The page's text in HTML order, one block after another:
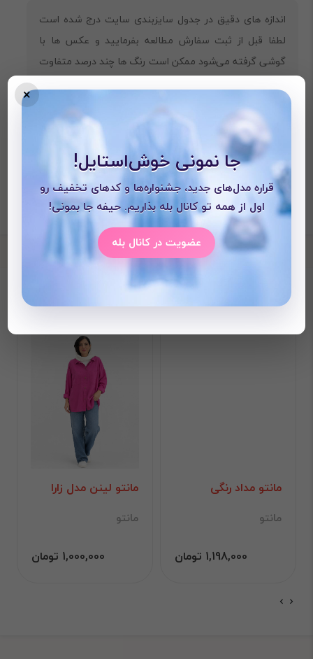
اندازه های دقیق در جدول سایزبندی سایت درج شده است
لطفا قبل از ثبت سفارش مطالعه بفرمایید و عکس ها با
گوشی گرفته می‌شود ممکن است رنگ ها چند درصد متفاوت
محصولات دیده شده
مانتو مداد رنگی
مانتو
1,198,000 تومان
مانتو لینن مدل زارا
مانتو
1,000,000 تومان
×
جا نمونی خوش‌استایل!
قراره مدل‌های جدید، جشنواره‌ها و کدهای تخفیف رو
اول از همه تو کانال بله بذاریم. حیفه جا بمونی!
عضویت در کانال بله